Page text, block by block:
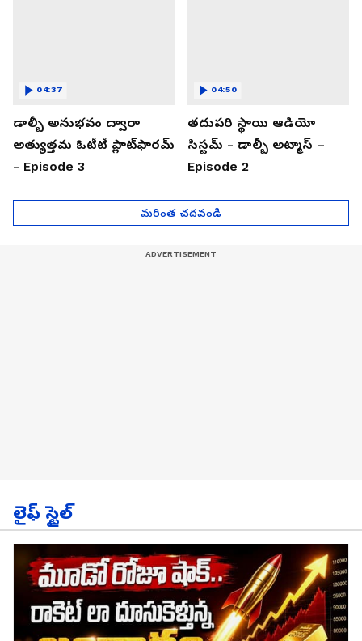
డాల్బీ అనుభవం ద్వారా
అత్యుత్తమ ఓటీటీ ప్లాట్‌ఫారమ్
- Episode 3
04:37
తదుపరి స్థాయి ఆడియో
సిస్టమ్ - డాల్బీ అట్మాస్ –
Episode 2
04:50
మరింత చదవండి
లైఫ్ స్టైల్